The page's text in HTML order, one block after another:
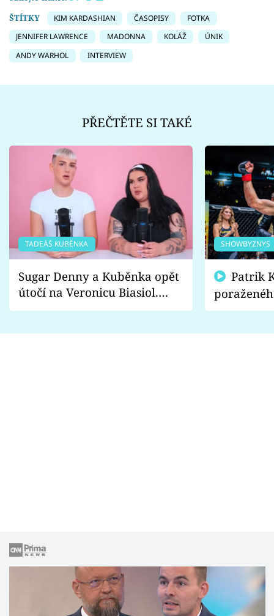
ŠTÍTKY
KIM KARDASHIAN ČASOPISY
FOTKA
JENNIFER LAWRENCE
MADONNA KOLÁŽ
ÚNIK
ANDY WARHOL
INTERVIEW
PŘEČTĚTE SI TAKÉ
TADEÁŠ KUBĚNKA
Sugar Denny a Kuběnka opět
útočí na Veronicu Biasiol.
Proč je podle nich falešná a
SHOWBYZNYS
fanoušci